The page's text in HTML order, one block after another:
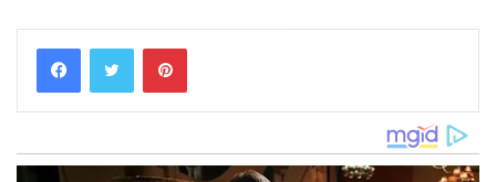
Pinterest